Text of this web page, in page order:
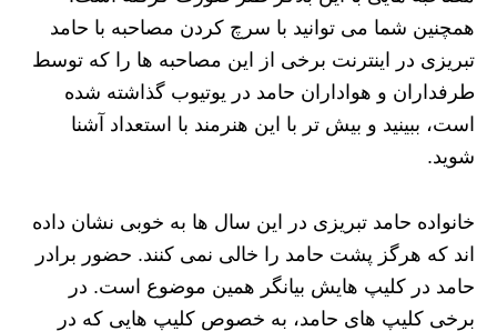
همچنین شما می توانید با سرچ کردن مصاحبه با حامد
تبریزی در اینترنت برخی از این مصاحبه ها را که توسط
طرفداران و هواداران حامد در یوتیوب گذاشته شده
است، ببینید و بیش تر با این هنرمند با استعداد آشنا
شوید.
خانواده حامد تبریزی در این سال ها به خوبی نشان داده
اند که هرگز پشت حامد را خالی نمی کنند. حضور برادر
حامد در کلیپ هایش بیانگر همین موضوع است. در
برخی کلیپ های حامد، به خصوص کلیپ هایی که در